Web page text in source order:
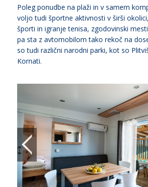
Poleg ponudbe na plaži in v samem
voljo tudi športne aktivnosti v širši
športi in igranje tenisa, zgodovinski
pa sta z avtomobilom tako rekoč na
so tudi različni narodni parki, kot so
Kornati.